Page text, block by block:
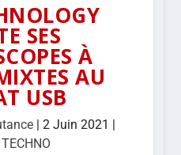
SES
À
AU
USB
| 2 Juin 2021 |
TECHNO